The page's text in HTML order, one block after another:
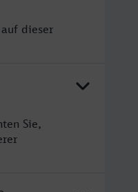
dieser
Sie,